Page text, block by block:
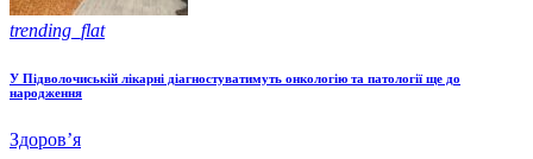
trending_flat
У Підволочиській лікарні діагностуватимуть онкологію та патології ще до
народження
Здоров’я